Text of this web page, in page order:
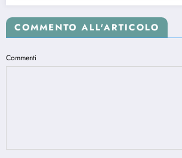
COMMENTO ALL'ARTICOLO
Commenti